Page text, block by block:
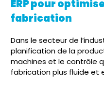
ERP pour
fabrication
Dans le secteur de
planification de la
machines et le contrôle
fabrication plus fluide et